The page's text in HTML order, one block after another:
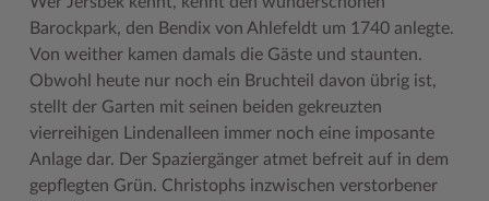
Barockpark, den Bendix von Ahlefeldt um 1740 anlegte.
Von weither kamen damals die Gäste und staunten.
Obwohl heute nur noch ein Bruchteil davon übrig ist,
stellt der Garten mit seinen beiden gekreuzten
vierreihigen Lindenalleen immer noch eine imposante
Anlage dar. Der Spaziergänger atmet befreit auf in dem
gepflegten Grün. Christophs inzwischen verstorbener